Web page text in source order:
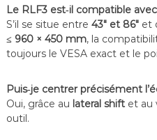
Le RLF3 est‑il compatible
S’il se situe entre 43″ et 86″et
≤ 960 × 450 mm, la
toujours le VESA exact et le
Puis‑je centrer précisément
Oui, grâce au lateral shiftet au
outil.